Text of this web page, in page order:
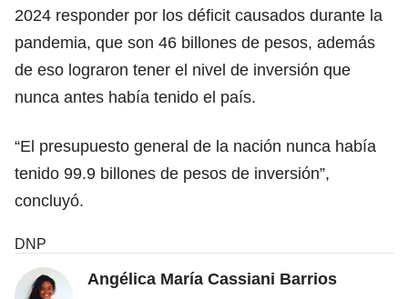
2024 responder por los déficit causados durante la
pandemia, que son 46 billones de pesos, además
de eso lograron tener el nivel de inversión que
nunca antes había tenido el país.
“El presupuesto general de la nación nunca había
tenido 99.9 billones de pesos de inversión”,
concluyó.
DNP
Angélica María Cassiani Barrios